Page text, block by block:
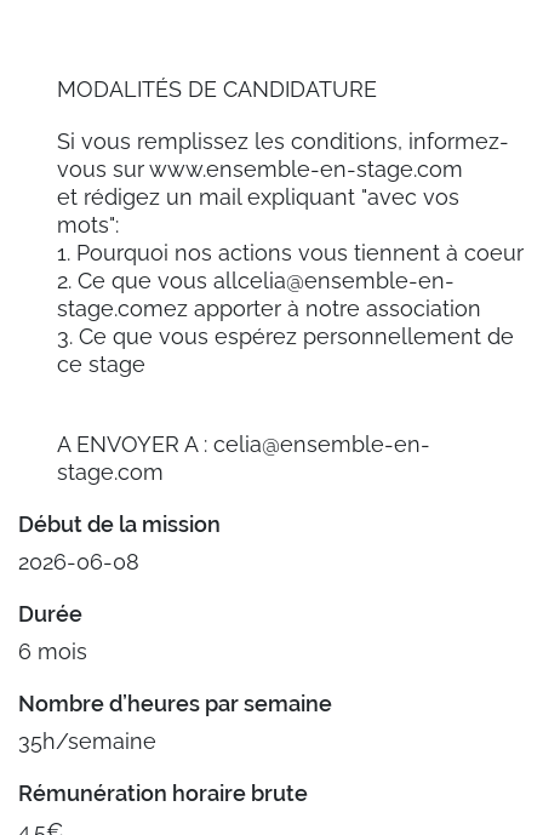
MODALITÉS DE CANDIDATURE
Si vous remplissez les conditions, informez-
vous sur www.ensemble-en-stage.com
et rédigez un mail expliquant "avec vos
mots":
1. Pourquoi nos actions vous tiennent à coeur
2. Ce que vous allcelia@ensemble-en-
stage.comez apporter à notre association
3. Ce que vous espérez personnellement de
ce stage
A ENVOYER A : celia@ensemble-en-
stage.com
Début de la mission
2026-06-08
Durée
6 mois
Nombre d’heures par semaine
35h/semaine
Rémunération horaire brute